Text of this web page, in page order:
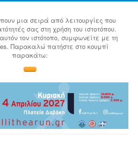
μια σειρά από λειτουργίες που
σας στη χρήση του ιστοτόπου.
τον ιστότοπο, συμφωνείτε με τη
Παρακαλώ πατήστε στο κουμπί
παρακάτω: